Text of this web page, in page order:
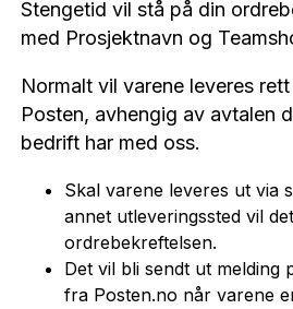
Stengetid vil stå på din
med Prosjektnavn og
Normalt vil varene leveres
Posten, avhengig av avtalen
bedrift har med oss.
Skal varene leveres ut via
annet utleveringssted vil
ordrebekreftelsen.
Det vil bli sendt ut melding
fra Posten.no når varene